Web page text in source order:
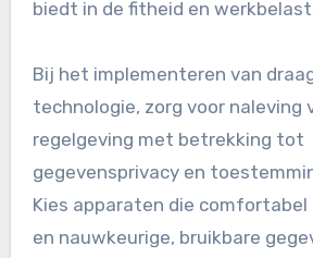
biedt in de fitheid en
Bij het implementeren van
technologie, zorg voor naleving
regelgeving met betrekking tot
gegevensprivacy en
Kies apparaten die comfortabel
en nauwkeurige, bruikbare